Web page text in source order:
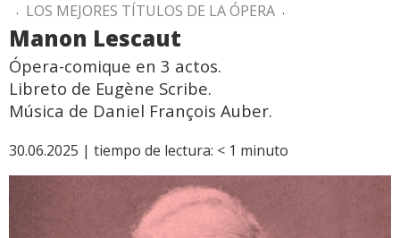
. LOS MEJORES TÍTULOS DE LA ÓPERA .
Manon Lescaut
Ópera-comique en 3 actos.
Libreto de Eugène Scribe.
Música de Daniel François Auber.
30.06.2025 | tiempo de lectura: < 1 minuto